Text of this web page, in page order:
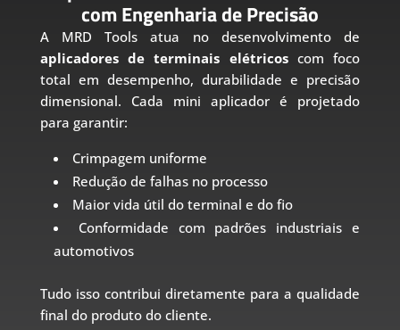
com Engenharia de Precisão
A MRD Tools atua no desenvolvimento de
aplicadores de terminais elétricoscom foco
total em desempenho, durabilidade e precisão
dimensional. Cada mini aplicador é projetado
para garantir:
Crimpagem uniforme
Redução de falhas no processo
Maior vida útil do terminal e do fio
Conformidade com padrões industriais e
automotivos
Tudo isso contribui diretamente para a qualidade
final do produto do cliente.